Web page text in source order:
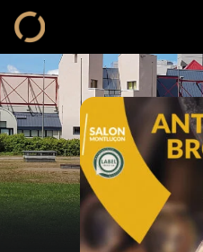
Recevez toute
notre
Rivaj Group traite votre adresse
abonnement à la newsletter de
Athanor
consentement à tout moment. Pour en
protection des données.